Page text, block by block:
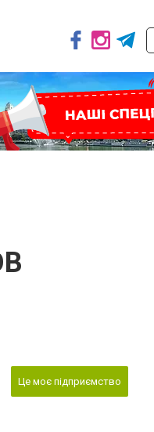
Це моє підприємство